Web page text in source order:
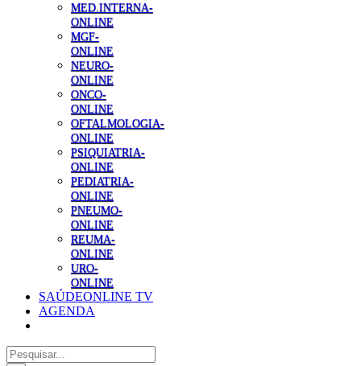
MED.INTERNA-
ONLINE
MGF-
ONLINE
NEURO-
ONLINE
ONCO-
ONLINE
OFTALMOLOGIA-
ONLINE
PSIQUIATRIA-
ONLINE
PEDIATRIA-
ONLINE
PNEUMO-
ONLINE
REUMA-
ONLINE
URO-
ONLINE
SAÚDEONLINE TV
AGENDA
Pesquisar